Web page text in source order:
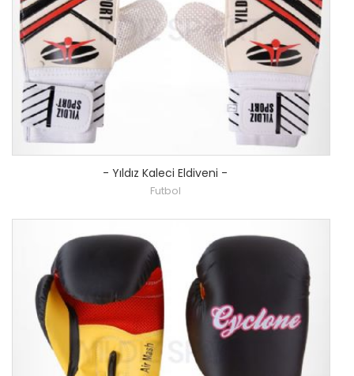
-Yıldız Kaleci Eldiveni -
Futbol